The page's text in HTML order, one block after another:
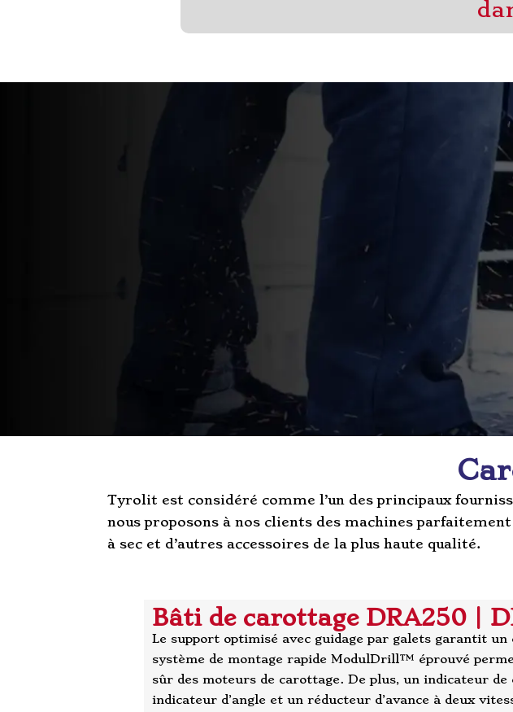
Tyrolit est considéré comme l’un des principaux
nous proposons à nos clients des machines
à sec et d’autres accessoires de la plus haute qualité.
Bâti de carottage DRA250 |
Le support optimisé avec guidage par galets garantit un
système de montage rapide ModulDrill™ éprouvé
sûr des moteurs de carottage. De plus, un indicateur
indicateur d’angle et un réducteur d’avance à deux